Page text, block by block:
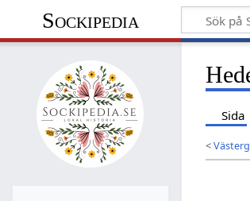
Sockipedia
Sida
<